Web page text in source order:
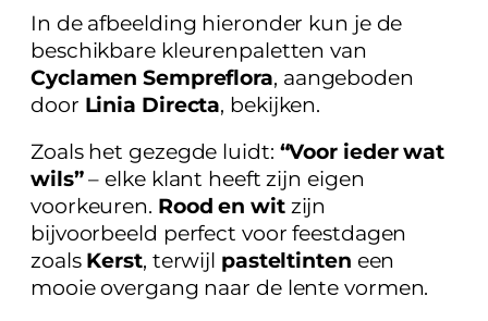
In de afbeelding hieronder kun je de
beschikbare kleurenpaletten van
Cyclamen Sempreflora, aangeboden
door Linia Directa, bekijken.
Zoals het gezegde luidt: “Voor ieder wat
wils”– elke klant heeft zijn eigen
voorkeuren. Rood en witzijn
bijvoorbeeld perfect voor feestdagen
zoals Kerst, terwijl pasteltinten een
mooie overgang naar de lente vormen.